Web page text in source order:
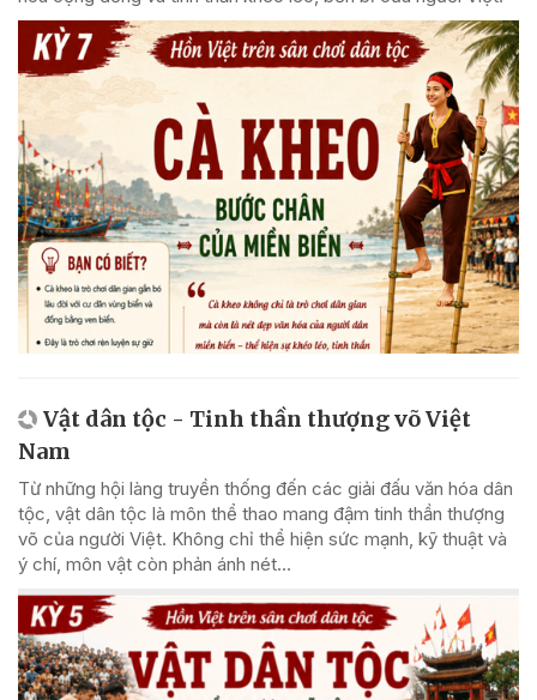
Vật dân tộc - Tinh thần thượng võ Việt
Nam
Từ những hội làng truyền thống đến các giải đấu văn hóa dân
tộc, vật dân tộc là môn thể thao mang đậm tinh thần thượng
võ của người Việt. Không chỉ thể hiện sức mạnh, kỹ thuật và
ý chí, môn vật còn phản ánh nét...